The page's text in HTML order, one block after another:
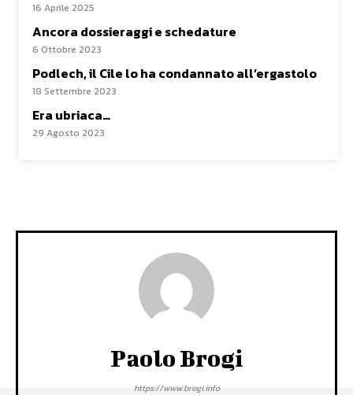
16 Aprile 2025
Ancora dossieraggi e schedature
6 Ottobre 2023
Podlech, il Cile lo ha condannato all’ergastolo
18 Settembre 2023
Era ubriaca…
29 Agosto 2023
Paolo Brogi
https://www.brogi.info